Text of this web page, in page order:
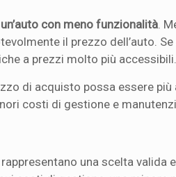
con meno funzionalità.
il prezzo dell’auto.
a prezzi molto più accessibili.
di acquisto possa essere più
costi di gestione e
una scelta valida